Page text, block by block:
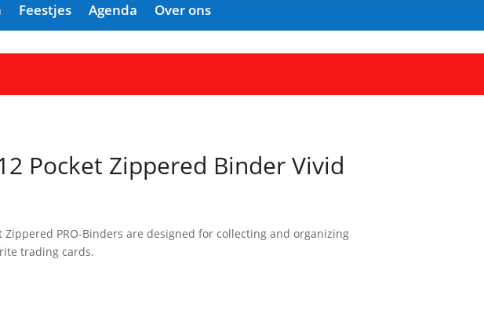
Feestjes Agenda Over ons
Pocket Zippered Binder Vivid
Zippered PRO-Binders are designed for collecting and organizing
trading cards.